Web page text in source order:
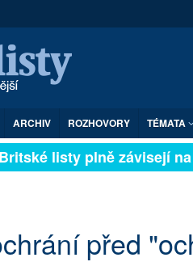
ARCHIV ROZHOVORY TÉMATA
listy plně závisejí na
před